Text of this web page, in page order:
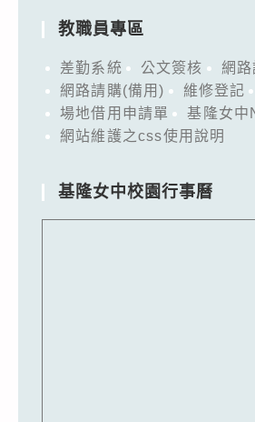
教職員專區
差勤系統 公文簽核
網路
網路請購(備用)
維修登記
場地借用申請單
基隆女
網站維護之css使用說明
基隆女中校園行事曆